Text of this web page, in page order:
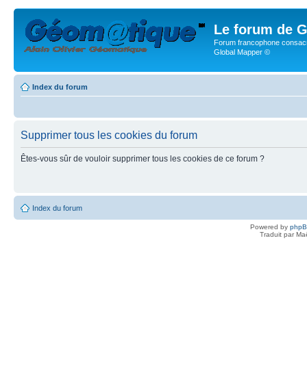
Le forum de
Forum francophone
Global Mapper ©
Index du forum
Supprimer tous les cookies du forum
Êtes-vous sûr de vouloir supprimer tous les cookies de ce forum ?
Index du forum
Powered by
Traduit par